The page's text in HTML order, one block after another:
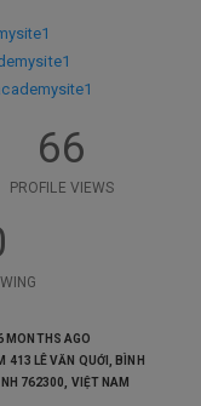
66
PROFILE VIEWS
MONTHS AGO
413 LÊ VĂN QUỚI, BÌNH
762300, VIỆT NAM